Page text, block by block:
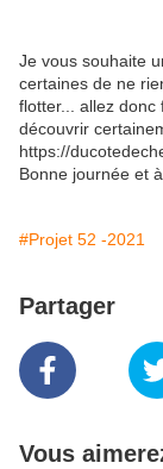
Je vous souhaite
certaines de ne
flotter... allez
découvrir
https://
Bonne journée et
#Projet 52 -2021
Partager
Vous